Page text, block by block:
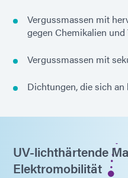
Vergussmassen mit
gegen Chemikalien
Vergussmassen mit
Dichtungen, die sich
UV-lichthärtende
Elektromobilität